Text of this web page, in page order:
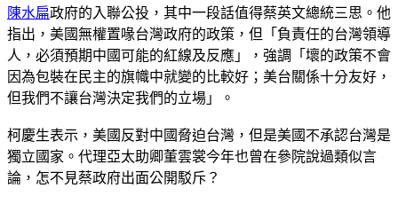
陳水扁政府的入聯公投，其中一段話值得蔡英文總統三思。他
指出，美國無權置喙台灣政府的政策，但「負責任的台灣領導
人，必須預期中國可能的紅線及反應」，強調「壞的政策不會
因為包裝在民主的旗幟中就變的比較好；美台關係十分友好，
但我們不讓台灣決定我們的立場」。
柯慶生表示，美國反對中國脅迫台灣，但是美國不承認台灣是
獨立國家。代理亞太助卿董雲裳今年也曾在參院說過類似言
論，怎不見蔡政府出面公開駁斥？